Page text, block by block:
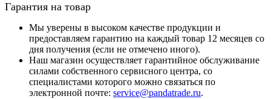
Гарантия на товар
Мы уверены в высоком качестве продукции и
предоставляем гарантию на каждый товар 12 месяцев со
дня получения (если не отмечено иного).
Наш магазин осуществляет гарантийное обслуживание
силами собственного сервисного центра, со
специалистами которого можно связаться по
электронной почте: service@pandatrade.ru.